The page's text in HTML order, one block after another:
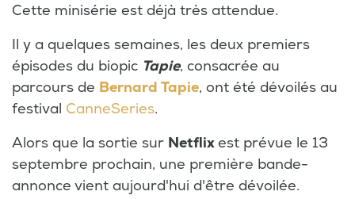
Cette minisérie est déjà très attendue.
Il y a quelques semaines, les deux premiers
épisodes du biopic Tapie, consacrée au
parcours de Bernard Tapie, ont été dévoilés au
festival CanneSeries.
Alors que la sortie sur Netflixest prévue le 13
septembre prochain, une première bande-
annonce vient aujourd'hui d'être dévoilée.